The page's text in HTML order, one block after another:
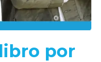
por